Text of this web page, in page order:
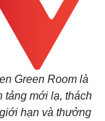
Green Room là
tảng mới lạ, thách
hạn và thưởng